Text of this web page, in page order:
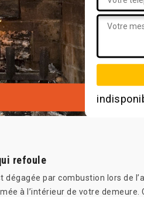
refoule
par combustion lors de
à l’intérieur de votre